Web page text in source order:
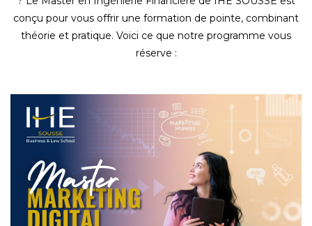
conçu pour vous offrir une formation de pointe, combinant
théorie et pratique. Voici ce que notre programme vous
réserve :